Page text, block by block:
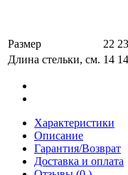
Размер 22 23
Длина стельки, см. 14
Характеристики
Описание
Гарантия/Возврат
Доставка и оплата